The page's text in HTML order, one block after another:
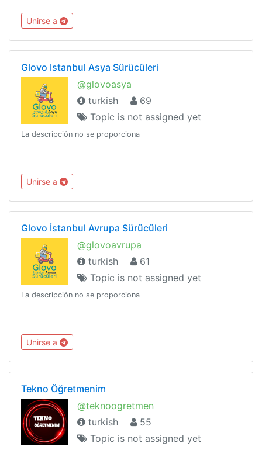
Unirse a
Glovo İstanbul Asya Sürücüleri
@glovoasya
turkish
69
Topic is not assigned yet
La descripción no se proporciona
Unirse a
Glovo İstanbul Avrupa Sürücüleri
@glovoavrupa
turkish
61
Topic is not assigned yet
La descripción no se proporciona
Unirse a
Tekno Öğretmenim
@teknoogretmen
turkish
55
Topic is not assigned yet